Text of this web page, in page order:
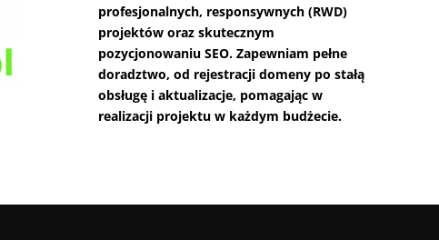
profesjonalnych, responsywnych (RWD)
projektów oraz skutecznym
pozycjonowaniu SEO. Zapewniam pełne
doradztwo, od rejestracji domeny po stałą
obsługę i aktualizacje, pomagając w
realizacji projektu w każdym budżecie.